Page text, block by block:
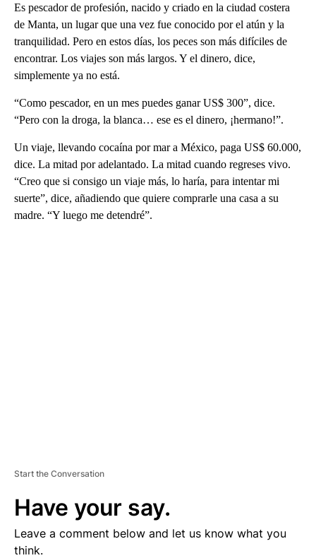
Es pescador de profesión, nacido y criado en la ciudad costera
de Manta, un lugar que una vez fue conocido por el atún y la
tranquilidad. Pero en estos días, los peces son más difíciles de
encontrar. Los viajes son más largos. Y el dinero, dice,
simplemente ya no está.
“Como pescador, en un mes puedes ganar US$ 300”, dice.
“Pero con la droga, la blanca… ese es el dinero, ¡hermano!”.
Un viaje, llevando cocaína por mar a México, paga US$ 60.000,
dice. La mitad por adelantado. La mitad cuando regreses vivo.
“Creo que si consigo un viaje más, lo haría, para intentar mi
suerte”, dice, añadiendo que quiere comprarle una casa a su
madre. “Y luego me detendré”.
Start the Conversation
Have your say.
Leave a comment below and let us know what you
think.